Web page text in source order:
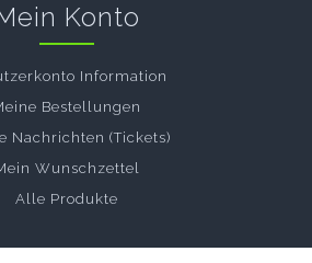
Konto
Information
Bestellungen
Nachrichten (Tickets)
Wunschzettel
Alle Produkte